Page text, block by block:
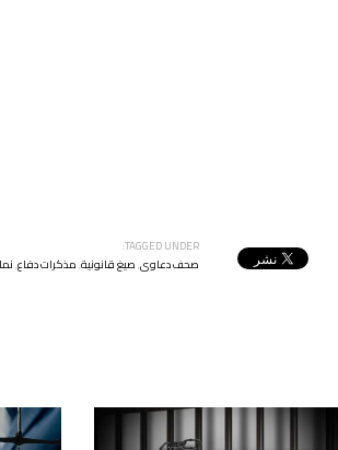
TAGGED UNDER:
صحف دعاوى,صيغ قانونية,مذكرات دفاع,